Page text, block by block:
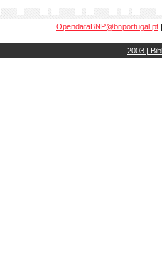
OpendataBNP@bnportugal.pt
2003 |